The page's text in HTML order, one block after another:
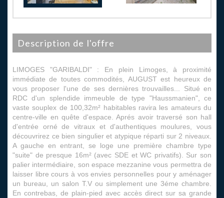
description de l'offre
LIMOGES "GARIBALDI" : En plein Limoges, à proximité
immédiate de toutes commodités, AUGUST est heureux de
vous proposer l'une de ses dernières trouvailles... Situé en
RDC d'un splendide immeuble de type "Haussmanien", ce
vaste souplex de 100,32m² habitables ravira les amateurs du
centre-ville en quête d'espace. Aprés avoir traversé son hall
d'entrée orné de vitraux et d'authentiques moulures, vous
découvrirez ce bien singulier et atypique réparti sur 2 niveaux.
A gauche en entrant, se loge une première chambre type
"suite" de presque 16m² (avec SDE et WC privatifs). Sur son
palier intermédiaire, son espace mezzanine vous permettra de
laisser libre cours à vos envies personnelles pour y aménager
un bureau, un salon T.V ou simplement une 3éme chambre.
En contrebas, de plain-pied avec accès direct sur sa grande